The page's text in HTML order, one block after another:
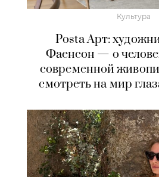
Культура
Posta Арт:
Фаенсон — о
современной
смотреть на мир